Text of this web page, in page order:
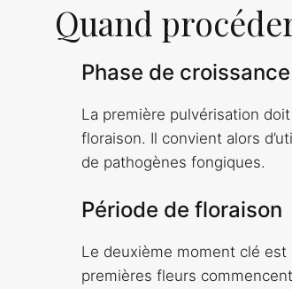
Quand
Phase de croissance
La première pulvérisation
floraison. Il convient alors
de pathogènes fongiques.
Période de floraison
Le deuxième moment clé
premières fleurs